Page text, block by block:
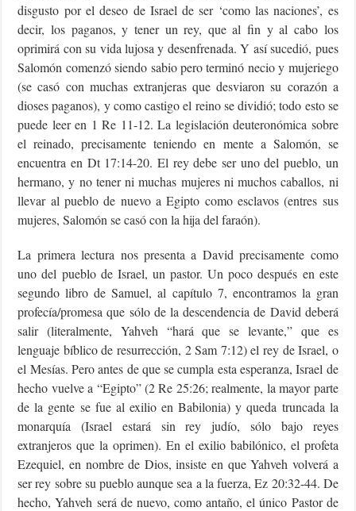
disgusto por el deseo de Israel de ser ‘como las naciones’, es
decir, los paganos, y tener un rey, que al fin y al cabo los
oprimirá con su vida lujosa y desenfrenada. Y así sucedió, pues
Salomón comenzó siendo sabio pero terminó necio y mujeriego
(se casó con muchas extranjeras que desviaron su corazón a
dioses paganos), y como castigo el reino se dividió; todo esto se
puede leer en 1 Re 11-12. La legislación deuteronómica sobre
el reinado, precisamente teniendo en mente a Salomón, se
encuentra en Dt 17:14-20. El rey debe ser uno del pueblo, un
hermano, y no tener ni muchas mujeres ni muchos caballos, ni
llevar al pueblo de nuevo a Egipto como esclavos (entres sus
mujeres, Salomón se casó con la hija del faraón).
La primera lectura nos presenta a David precisamente como
uno del pueblo de Israel, un pastor. Un poco después en este
segundo libro de Samuel, al capítulo 7, encontramos la gran
profecía/promesa que sólo de la descendencia de David deberá
salir (literalmente, Yahveh “hará que se levante,” que es
lenguaje bíblico de resurrección, 2 Sam 7:12) el rey de Israel, o
el Mesías. Pero antes de que se cumpla esta esperanza, Israel de
hecho vuelve a “Egipto” (2 Re 25:26; realmente, la mayor parte
de la gente se fue al exilio en Babilonia) y queda truncada la
monarquía (Israel estará sin rey judío, sólo bajo reyes
extranjeros que la oprimen). En el exilio babilónico, el profeta
Ezequiel, en nombre de Dios, insiste en que Yahveh volverá a
ser rey sobre su pueblo aunque sea a la fuerza, Ez 20:32-44. De
hecho, Yahveh será de nuevo, como antaño, el único Pastor de